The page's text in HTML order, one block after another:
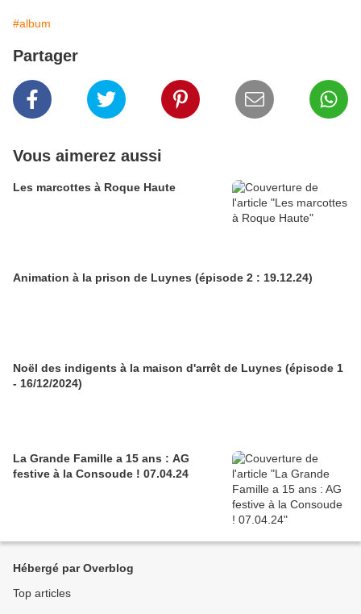
#album
Partager
Vous aimerez aussi
Les marcottes à Roque Haute
Animation à la prison de Luynes (épisode 2 : 19.12.24)
Noël des indigents à la maison d'arrêt de Luynes (épisode 1
- 16/12/2024)
La Grande Famille a 15 ans : AG
festive à la Consoude ! 07.04.24
Hébergé par Overblog
Top articles